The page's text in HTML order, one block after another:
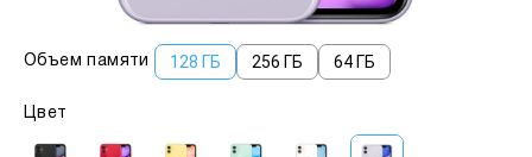
Объем памяти 128 ГБ 256 ГБ 64 ГБ
Цвет